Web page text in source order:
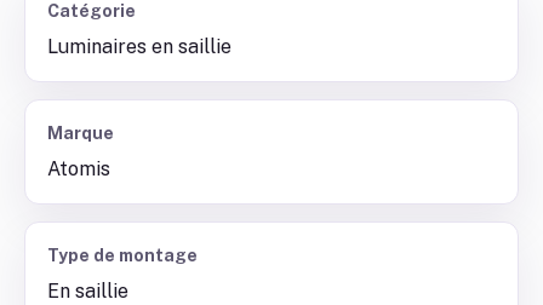
Catégorie
Luminaires en saillie
Marque
Atomis
Type de montage
En saillie